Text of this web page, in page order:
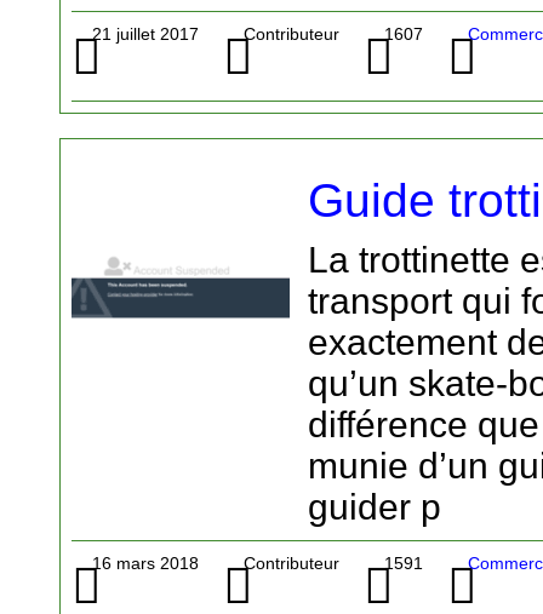
21 juillet 2017 Contributeur 1607
Guide
La trottinette
transport qui
exactement
qu’un skate-
différence
munie d’un
guider p
16 mars 2018 Contributeur 1591